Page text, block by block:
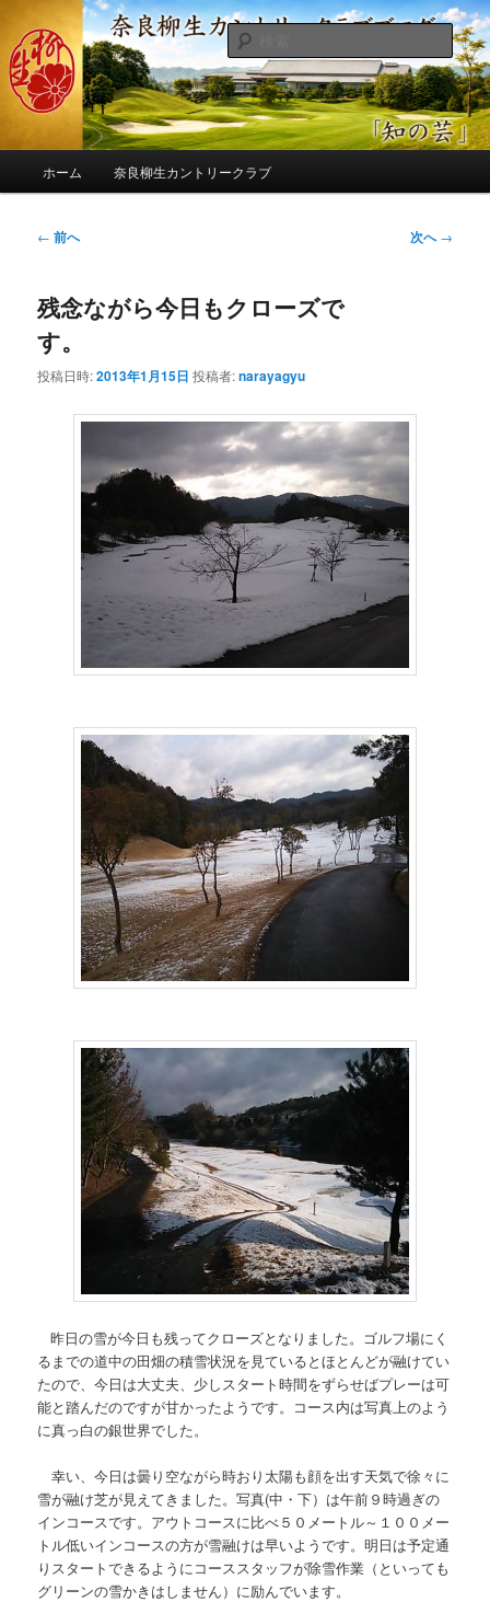
ン
コ
ン
へ
奈良柳生カントリークラブ総支配人
ブログ
季節の話題、クラブの出来事、コースの改修・更新作業、ゴルフに関する随
筆、喜怒哀楽などを気まぐれに発信します。
検
索
ホーム 奈良柳生カントリークラブ
投
ビ
ゲ
ー
シ
← 前へ 次へ→
残念ながら今日もクローズで
す。
投稿日時:2013年1月15日 投稿者:narayagyu
昨日の雪が今日も残ってクローズとなりました。ゴルフ場にく
るまでの道中の田畑の積雪状況を見ているとほとんどが融けてい
たので、今日は大丈夫、少しスタート時間をずらせばプレーは可
能と踏んだのですが甘かったようです。コース内は写真上のよう
に真っ白の銀世界でした。
幸い、今日は曇り空ながら時おり太陽も顔を出す天気で徐々に
雪が融け芝が見えてきました。写真(中・下）は午前９時過ぎの
インコースです。アウトコースに比べ５０メートル～１００メー
トル低いインコースの方が雪融けは早いようです。明日は予定通
りスタートできるようにコーススタッフが除雪作業（といっても
グリーンの雪かきはしません）に励んでいます。